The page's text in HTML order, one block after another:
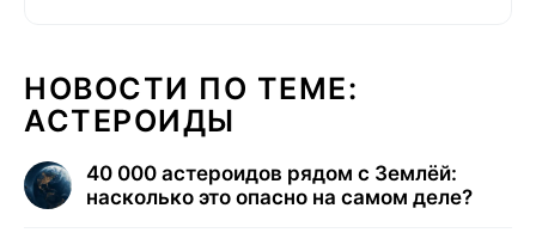
НОВОСТИ ПО ТЕМЕ:
АСТЕРОИДЫ
40 000 астероидов рядом с Землёй:
насколько это опасно на самом деле?